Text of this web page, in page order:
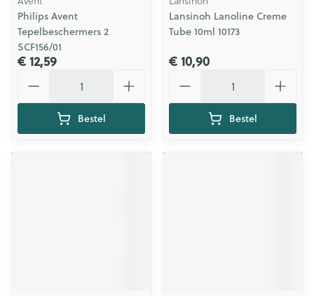
Philips Avent
Tepelbeschermers 2
SCF156/01
€ 12,59
Bestel
Lansinoh Lanoline Creme
Tube 10ml 10173
€ 10,90
Bestel